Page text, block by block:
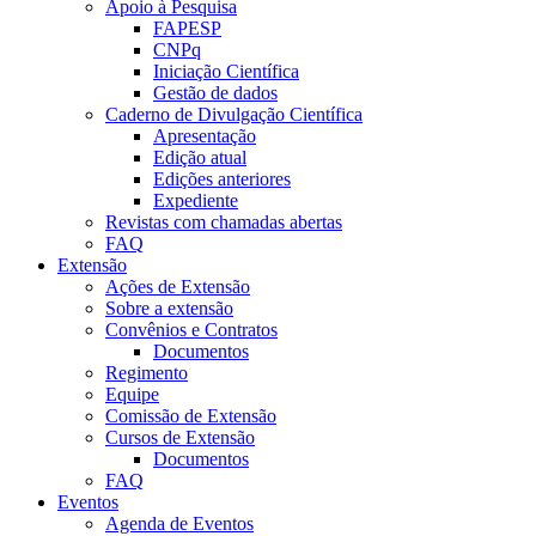
Apoio à Pesquisa
FAPESP
CNPq
Iniciação Científica
Gestão de dados
Caderno de Divulgação Científica
Apresentação
Edição atual
Edições anteriores
Expediente
Revistas com chamadas abertas
FAQ
Extensão
Ações de Extensão
Sobre a extensão
Convênios e Contratos
Documentos
Regimento
Equipe
Comissão de Extensão
Cursos de Extensão
Documentos
FAQ
Eventos
Agenda de Eventos